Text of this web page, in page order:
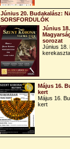
Június 20. Budakalász:
SORSFORDULÓK
Június
sorozat
Június 18.
Május 16.
kert
Május 16.
kert